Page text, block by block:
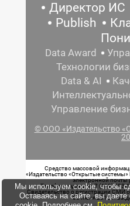
Директор ИС
Publish
Data Award
Технологии
Data & AI
Управление
© ООО «Издательство
Средство массовой
«Издательство «Открытые
электронной почты
Телефон редакции: 7 (499) 703-
Свидетельство о регистрации СМИ
05 июня 2015 г.
Мы используем cookie, чтобы
Оставаясь на сайте, вы даете